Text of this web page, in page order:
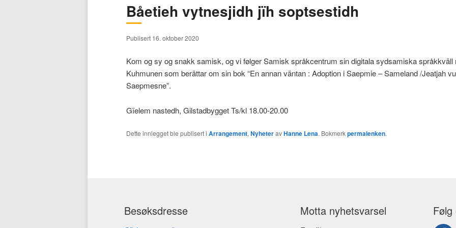
hovedinnholdet
sekundærinnholdet
Båetieh vytnesjidh jïh soptsestidh
Publisert 16. oktober 2020
Kom og sy og snakk samisk, og vi følger Samisk språkcentrum sin digitala sydsamiska språkkväll
Kuhmunen som berättar om sin bok “En annan väntan : Adoption i Saepmie – Sameland /Jeatjah
Saepmesne”.
Gïelem nastedh, Gilstadbygget Ts/kl 18.00-20.00
Dette innlegget ble publisert i Arrangement, NyheteravHanne Lena. Bokmerkpermalenken.
Besøksdresse Motta nyhetsvarsel Følg